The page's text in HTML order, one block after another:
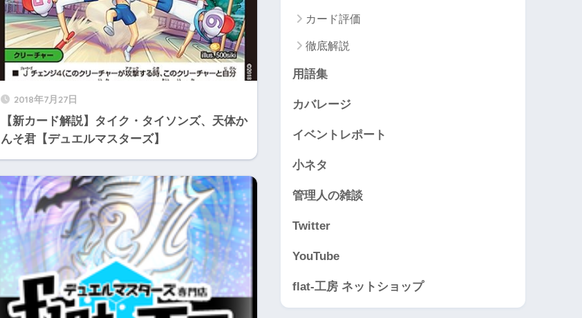
2018年7月27日
【新カード解説】タイク・タイソンズ、天体か
んそ君【デュエルマスターズ】
カード評価
徹底解説
用語集
カバレージ
イベントレポート
小ネタ
管理人の雑談
Twitter
YouTube
flat-工房 ネットショップ